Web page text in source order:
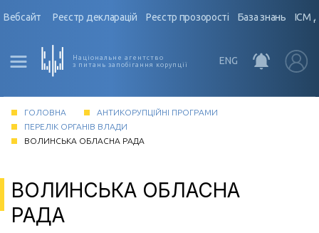
Вебсайт Реєстр декларацій Реєстр прозорості База знань ІСМ
Національне агентство
з питань запобігання корупції
ENG
ГОЛОВНА
АНТИКОРУПЦІЙНІ ПРОГРАМИ
ПЕРЕЛІК ОРГАНІВ ВЛАДИ
ВОЛИНСЬКА ОБЛАСНА РАДА
ВОЛИНСЬКА ОБЛАСНА
РАДА